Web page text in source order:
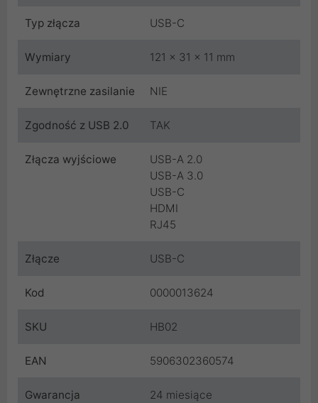
Typ złącza USB-C
Wymiary 121 x 31 x 11 mm
Zewnętrzne zasilanie NIE
Zgodność z USB 2.0 TAK
Złącza wyjściowe
USB-A 2.0
USB-A 3.0
USB-C
HDMI
RJ45
Złącze USB-C
Kod 0000013624
SKU HB02
EAN 5906302360574
Gwarancja
24 miesiące